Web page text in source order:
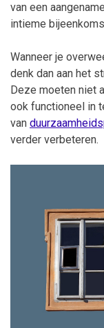
van een
intieme
Wanneer je
denk dan aan het
Deze moeten niet
ook functioneel in
van
verder verbeteren.